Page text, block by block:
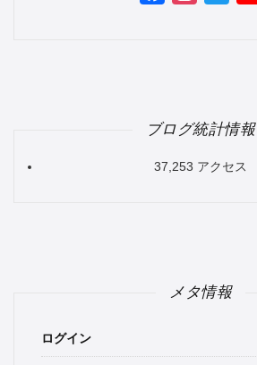
ブログ統計情報
37,253 アクセス
メタ情報
ログイン